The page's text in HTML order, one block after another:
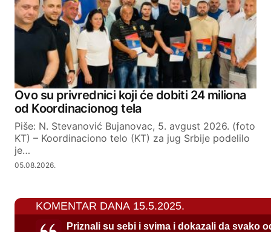
Ovo su privrednici koji će dobiti 24 miliona
od Koordinacionog tela
Piše: N. Stevanović Bujanovac, 5. avgust 2026. (foto
KT) – Koordinaciono telo (KT) za jug Srbije podelilo
je…
05.08.2026.
KOMENTAR DANA 15.5.2025.
Priznali su sebi i svima i dokazali da svako